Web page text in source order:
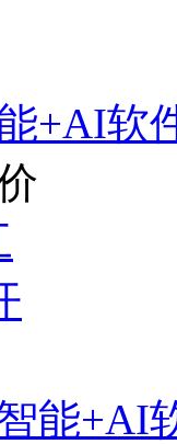
+AI软
能+AI